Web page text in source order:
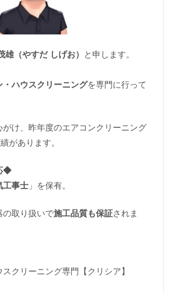
雄（やすだ しげお）
と申します。
・ハウスクリーニングを専門に行って
け、昨年度のエアコンクリーニング
があります。
◆
工事士 」を保有。
の取り扱いで施工品質も保証されま
クリーニング専門【クリシア】